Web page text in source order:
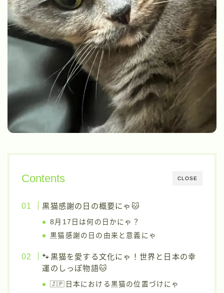
CLOSE
Contents
黒猫感謝の日の概要にゃ🐱
8月17日は何の日かにゃ？
黒猫感謝の日の由来と意義にゃ
🐾黒猫を愛する文化にゃ！世界と日本の幸
運のしっぽ物語🐱
🇯🇵日本における黒猫の位置づけにゃ